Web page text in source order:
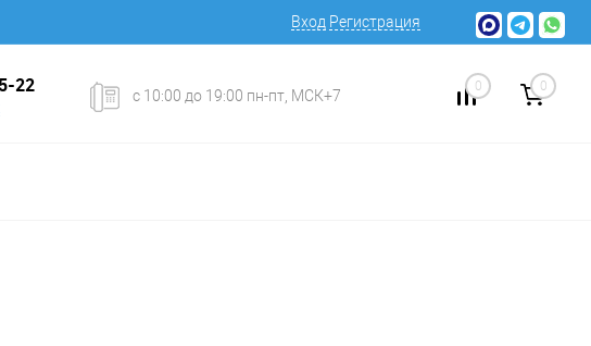
Вход Регистрация
22 с 10:00 до 19:00 пн-пт, МСК+7
0 0